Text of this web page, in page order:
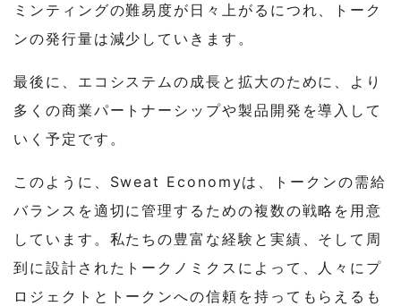
ミンティングの難易度が日々上がるにつれ、トーク
ンの発行量は減少していきます。
最後に、エコシステムの成長と拡大のために、より
多くの商業パートナーシップや製品開発を導入して
いく予定です。
このように、Sweat Economyは、トークンの需給
バランスを適切に管理するための複数の戦略を用意
しています。私たちの豊富な経験と実績、そして周
到に設計されたトークノミクスによって、人々にプ
ロジェクトとトークンへの信頼を持ってもらえるも